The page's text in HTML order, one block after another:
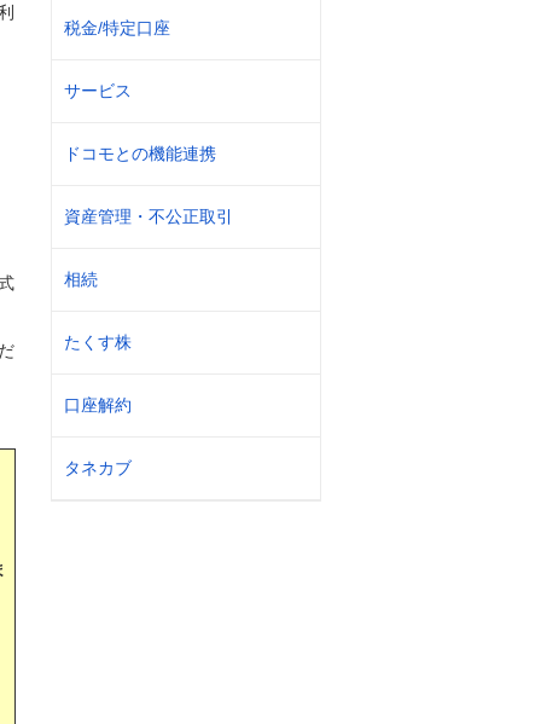
税金/特定口座
サービス
ドコモとの機能連携
資産管理・不公正取引
相続
たくす株
口座解約
タネカブ